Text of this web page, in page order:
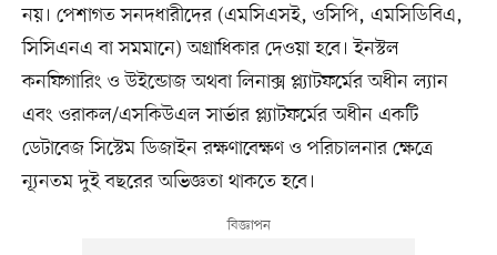
নয়। পেশাগত সনদধারীদের (এমসিএসই, ওসিপি, এমসিডিবিএ,
সিসিএনএ বা সমমানে) অগ্রাধিকার দেওয়া হবে। ইনস্টল
কনফিগারিং ও উইন্ডোজ অথবা লিনাক্স প্ল্যাটফর্মের অধীন ল্যান
এবং ওরাকল/এসকিউএল সার্ভার প্ল্যাটফর্মের অধীন একটি
ডেটাবেজ সিস্টেম ডিজাইন রক্ষণাবেক্ষণ ও পরিচালনার ক্ষেত্রে
ন্যূনতম দুই বছরের অভিজ্ঞতা থাকতে হবে।